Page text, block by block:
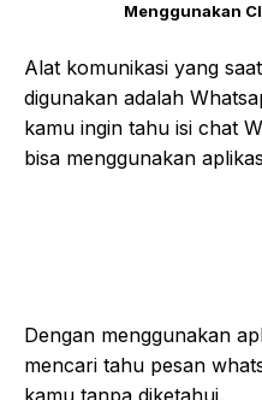
Menggunakan
Alat komunikasi yang
digunakan adalah
kamu ingin tahu isi chat
bisa menggunakan
Dengan menggunakan
mencari tahu pesan